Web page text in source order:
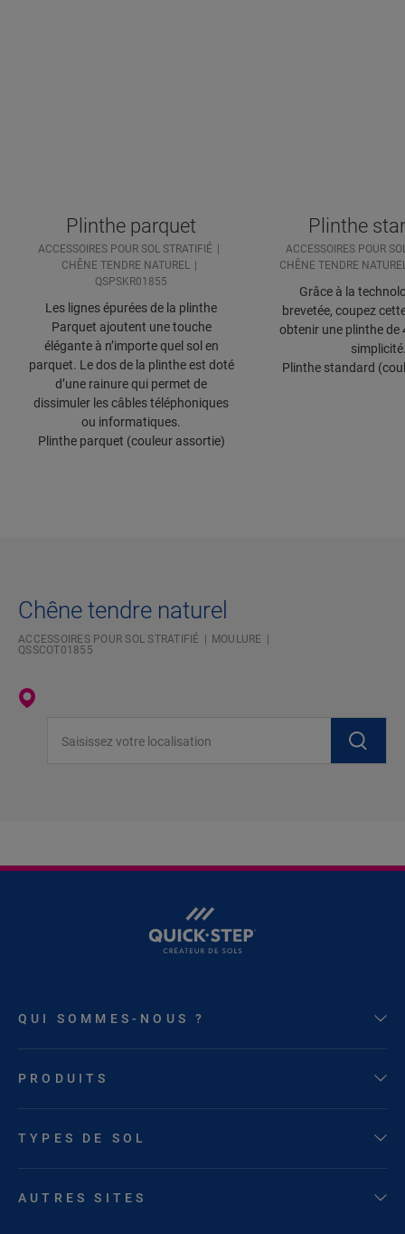
Plinthe parquet
ACCESSOIRES POUR SOL STRATIFIÉ
CHÊNE TENDRE NATUREL
QSPSKR01855
Les lignes épurées de la plinthe
Parquet ajoutent une touche
élégante à n’importe quel sol en
parquet. Le dos de la plinthe est doté
d’une rainure qui permet de
dissimuler les câbles téléphoniques
ou informatiques.
Plinthe parquet (couleur assortie)
Plinthe
ACCESSOIRES POUR
CHÊNE TENDRE
Grâce à la
brevetée, coupez
obtenir une plinthe de
Plinthe standard
Chêne tendre naturel
ACCESSOIRES POUR SOL STRATIFIÉ
MOULURE
QSSCOT01855
QUI SOMMES-NOUS ?
PRODUITS
TYPES DE SOL
AUTRES SITES